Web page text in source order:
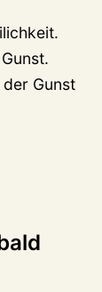
Gunst